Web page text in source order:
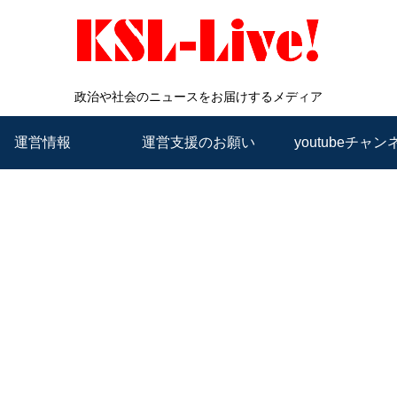
政治や社会のニュースをお届けするメディア
運営情報 運営支援のお願い youtubeチャン